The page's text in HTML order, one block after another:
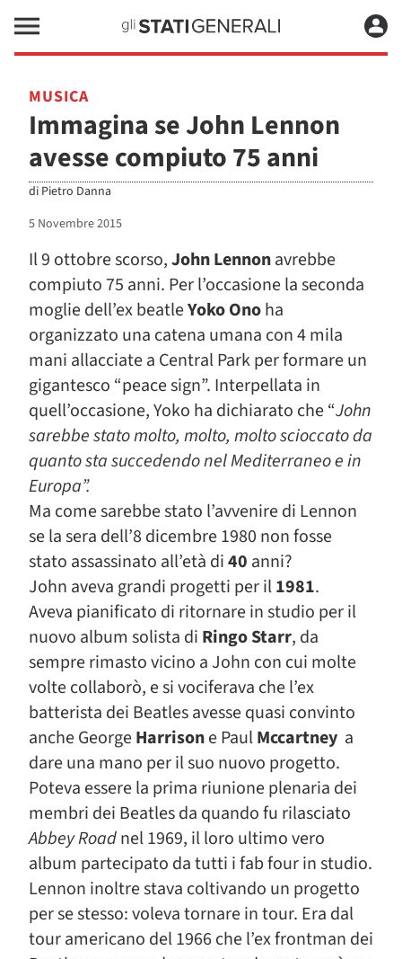
MUSICA
Immagina se John Lennon
avesse compiuto 75 anni
di Pietro Danna
5 Novembre 2015
Il 9 ottobre scorso,John Lennonavrebbe
compiuto 75 anni. Per l’occasione la seconda
moglie dell’ex beatleYoko Onoha
organizzato una catena umana con 4 mila
mani allacciate a Central Park per formare un
gigantesco “peace sign”. Interpellata in
quell’occasione, Yoko ha dichiarato che “John
sarebbe stato molto, molto, molto scioccato da
quanto sta succedendo nel Mediterraneo e in
Europa”.
Ma come sarebbe stato l’avvenire di Lennon
se la sera dell’8 dicembre 1980 non fosse
stato assassinato all’età di40 anni?
John aveva grandi progetti per il1981.
Aveva pianificato di ritornare in studio per il
nuovo album solista di Ringo Starr, da
sempre rimasto vicino a John con cui molte
volte collaborò, e si vociferava che l’ex
batterista dei Beatles avesse quasi convinto
anche GeorgeHarrisone PaulMccartney a
dare una mano per il suo nuovo progetto.
Poteva essere la prima riunione plenaria dei
membri dei Beatles da quando fu rilasciato
Abbey Roadnel 1969, il loro ultimo vero
album partecipato da tutti i fab four in studio.
Lennon inoltre stava coltivando un progetto
per se stesso: voleva tornare in tour. Era dal
tour americano del 1966 che l’ex frontman dei